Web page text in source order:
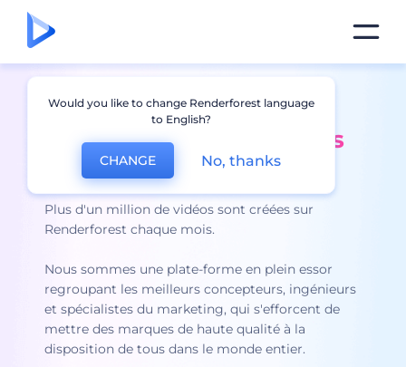
La première plateforme
de création vidéo
le plus
granddu monde
Plus d'un million de vidéos sont créées sur
Renderforest chaque mois.
Nous sommes une plate-forme en plein essor
regroupant les meilleurs concepteurs, ingénieurs
et spécialistes du marketing, qui s'efforcent de
mettre des marques de haute qualité à la
disposition de tous dans le monde entier.
Would you like to change Renderforest language
to English?
CHANGE No, thanks